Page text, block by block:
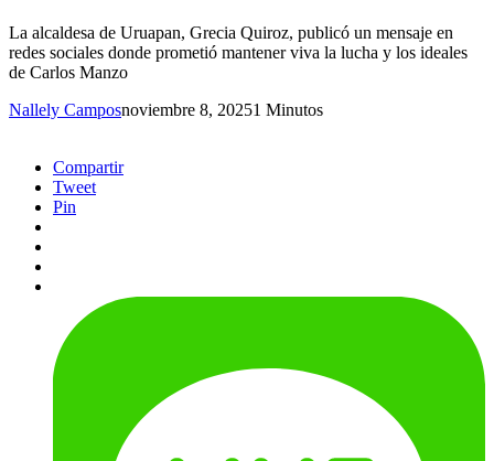
La alcaldesa de Uruapan, Grecia Quiroz, publicó un mensaje en
redes sociales donde prometió mantener viva la lucha y los ideales
de Carlos Manzo
Nallely Camposnoviembre 8, 20251 Minutos
Compartir
Tweet
Pin